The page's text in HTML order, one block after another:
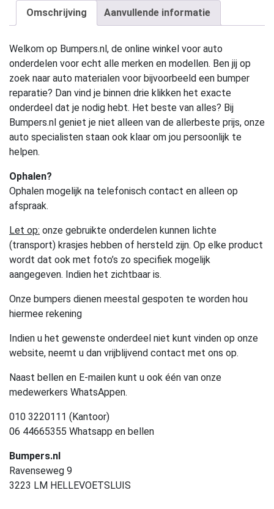
Omschrijving Aanvullende informatie
Welkom op Bumpers.nl, de online winkel voor auto
onderdelen voor echt alle merken en modellen. Ben jij op
zoek naar auto materialen voor bijvoorbeeld een bumper
reparatie? Dan vind je binnen drie klikken het exacte
onderdeel dat je nodig hebt. Het beste van alles? Bij
Bumpers.nl geniet je niet alleen van de allerbeste prijs, onze
auto specialisten staan ook klaar om jou persoonlijk te
helpen.
Ophalen?
Ophalen mogelijk na telefonisch contact en alleen op
afspraak.
Let op: onze gebruikte onderdelen kunnen lichte
(transport) krasjes hebben of hersteld zijn. Op elke product
wordt dat ook met foto’s zo specifiek mogelijk
aangegeven. Indien het zichtbaar is.
Onze bumpers dienen meestal gespoten te worden hou
hiermee rekening
Indien u het gewenste onderdeel niet kunt vinden op onze
website, neemt u dan vrijblijvend contact met ons op.
Naast bellen en E-mailen kunt u ook één van onze
medewerkers WhatsAppen.
010 3220111 (Kantoor)
06 44665355 Whatsapp en bellen
Bumpers.nl
Ravenseweg 9
3223 LM HELLEVOETSLUIS